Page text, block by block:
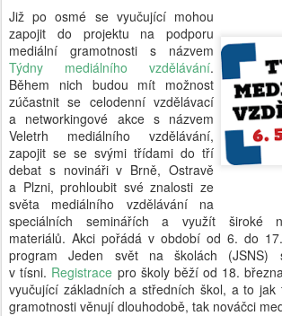
Již po osmé se vyučující mohou
zapojit do projektu na podporu
mediální gramotnosti s názvem
Týdny mediálního vzdělávání.
Během nich budou mít možnost
zúčastnit se celodenní vzdělávací
a networkingové akce s názvem
Veletrh mediálního vzdělávání,
zapojit se se svými třídami do tří
debat s novináři v Brně, Ostravě
a Plzni, prohloubit své znalosti ze
světa mediálního vzdělávání na
speciálních seminářích a využít široké
materiálů. Akci pořádá v období od 6. do
program Jeden svět na školách (JSNS)
v tísni. Registrace pro školy běží od 18.
vyučující základních a středních škol, a to
gramotnosti věnují dlouhodobě, tak nováčci